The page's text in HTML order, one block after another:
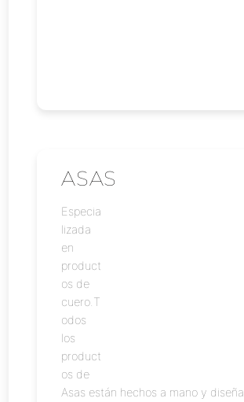
ASAS
Especia
lizada
en
product
os de
cuero.T
odos
los
product
os de
Asas están hechos a mano y